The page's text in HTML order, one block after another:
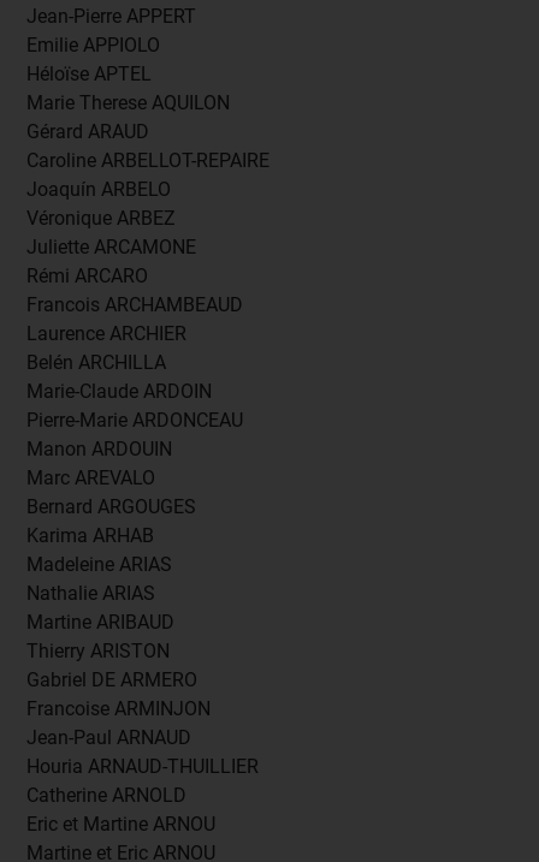
Jean-Pierre APPERT
Emilie APPIOLO
Héloïse APTEL
Marie Therese AQUILON
Gérard ARAUD
Caroline ARBELLOT-REPAIRE
Joaquín ARBELO
Véronique ARBEZ
Juliette ARCAMONE
Rémi ARCARO
Francois ARCHAMBEAUD
Laurence ARCHIER
Belén ARCHILLA
Marie-Claude ARDOIN
Pierre-Marie ARDONCEAU
Manon ARDOUIN
Marc AREVALO
Bernard ARGOUGES
Karima ARHAB
Madeleine ARIAS
Nathalie ARIAS
Martine ARIBAUD
Thierry ARISTON
Gabriel DE ARMERO
Francoise ARMINJON
Jean-Paul ARNAUD
Houria ARNAUD-THUILLIER
Catherine ARNOLD
Eric et Martine ARNOU
Martine et Eric ARNOU